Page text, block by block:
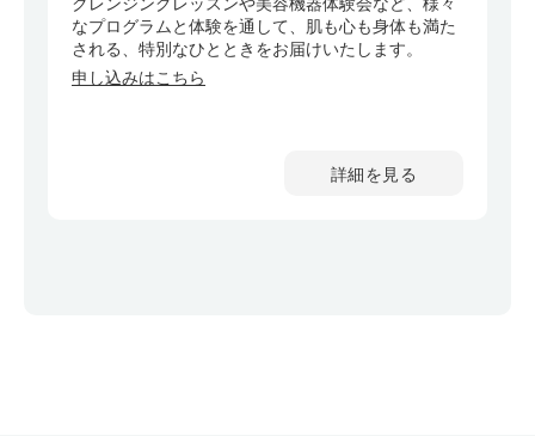
なプログラムと体験を通して、肌も心も身体も満た
される、特別なひとときをお届けいたします。
申し込みはこちら
詳細を見る